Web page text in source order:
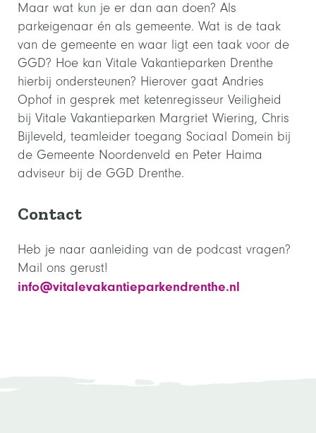
Maar wat kun je er dan aan doen? Als
parkeigenaar én als gemeente. Wat is de taak
van de gemeente en waar ligt een taak voor de
GGD? Hoe kan Vitale Vakantieparken Drenthe
hierbij ondersteunen? Hierover gaat Andries
Ophof in gesprek met ketenregisseur Veiligheid
bij Vitale Vakantieparken Margriet Wiering, Chris
Bijleveld, teamleider toegang Sociaal Domein bij
de Gemeente Noordenveld en Peter Haima
adviseur bij de GGD Drenthe.
Contact
Heb je naar aanleiding van de podcast vragen?
Mail ons gerust!
info@vitalevakantieparkendrenthe.nl